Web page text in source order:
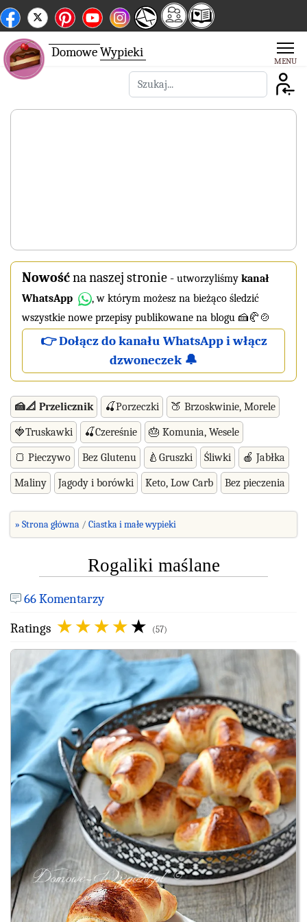
DomoweWypieki
Szukaj
Nowośćna naszej stronie - utworzyliśmy kanał
WhatsApp
, w którym możesz na bieżąco śledzić
wszystkie nowe przepisy publikowane na blogu 🍰🥐🍲
👉 Dołącz do kanału WhatsApp i włącz
dzwoneczek 🔔
🍰📐 Przelicznik 🍒Porzeczki 🍑 Brzoskwinie, Morele
🍓Truskawki 🍒Czereśnie 🎂 Komunia, Wesele
🍞 Pieczywo Bez Glutenu 🍐Gruszki Śliwki 🍎 Jabłka
Maliny Jagody i borówki Keto, Low Carb Bez pieczenia
» Strona główna Ciastka i małe wypieki
Rogaliki maślane
66 Komentarzy
Ratings
(57)